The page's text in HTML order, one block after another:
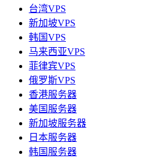
台湾VPS
新加坡VPS
韩国VPS
马来西亚VPS
菲律宾VPS
俄罗斯VPS
香港服务器
美国服务器
新加坡服务器
日本服务器
韩国服务器